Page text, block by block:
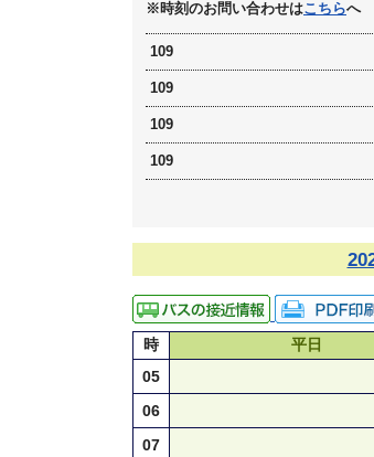
※時刻のお問い合わせはこちらへ
109
109
109
109
時 平日
05
06
07